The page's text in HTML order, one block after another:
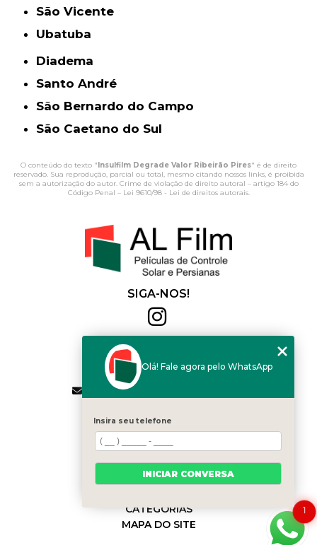
São Vicente
Ubatuba
Diadema
Santo André
São Bernardo do Campo
São Caetano do Sul
O conteúdo do texto " Insulfilm Degrade Valor Ribeirão Pires" é de direito
reservado. Sua reprodução, parcial ou total, mesmo citando nossos links, é proibida
sem a autorização do autor. Crime de violação de direito autoral – artigo 184 do
Código Penal – Lei 9610/98 - Lei de direitos autorais.
SIGA-NOS!
(11) 2564-4684
(11) 94168-2041
contato.vendas@alfilm.com.br
MENU
HOME
QUEM SOMOS
SERVIÇOS
BLOG
CATEGORIAS
MAPA DO SITE
1
Olá! Fale agora pelo WhatsApp
Insira seu telefone
INICIAR CONVERSA